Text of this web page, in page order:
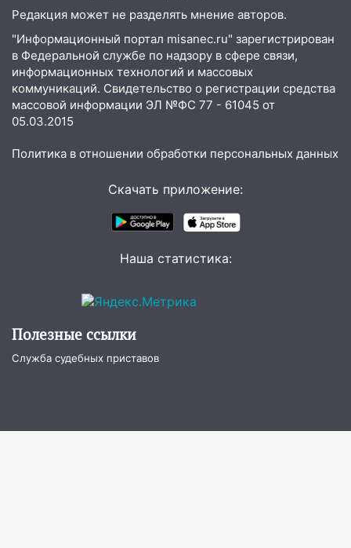
10:00
В Старомайнском районе утонул
51-летний мужчина
09:50 В Ульяновске черный коршун
застрял в тепловозе
09:44
Ульяновские спасатели помогли
юному велосипедисту на улице
Чернышевского
велосипеда
В Ульяновск идет
погода в четверг
юристы помогли женщине засудить УК
05:00
прибыль, а кому — испытания на
22:58 Соцсети: на проспекте Тюленева
Редакция может не разделять мнение авторов.
"Информационный портал misanec.ru" зарегистрирован
в Федеральной службе по надзору в сфере связи,
информационных технологий и массовых
коммуникаций. Свидетельство о регистрации средства
массовой информации ЭЛ №ФС 77 - 61045 от
05.03.2015
Политика в отношении обработки персональных данных
Скачать приложение:
Наша статистика:
Полезные ссылки
Служба судебных приставов